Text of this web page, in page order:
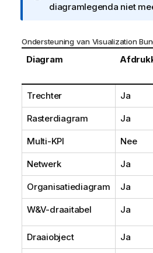
n
r
m
t
i
e
diagramlegenda niet
Ondersteuning van Visualization
Diagram
Trechter Ja
Rasterdiagram Ja
Multi-KPI Nee
Netwerk Ja
Organisatiediagram Ja
W&V-draaitabel Ja
Draaiobject Ja